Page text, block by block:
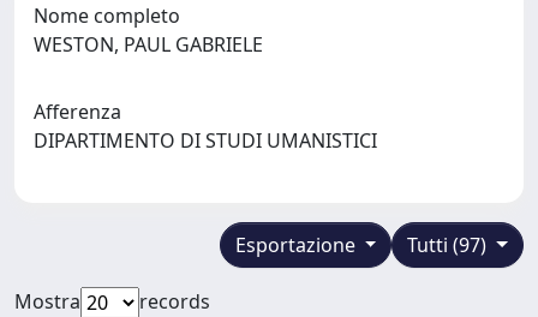
Nome completo
WESTON, PAUL GABRIELE
Afferenza
DIPARTIMENTO DI STUDI UMANISTICI
Tutti (97)
Esportazione
Mostra
records